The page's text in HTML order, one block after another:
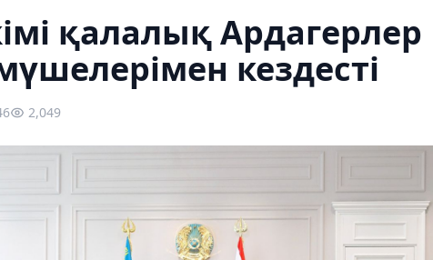
қалалық Ардагерлер
кездесті
2,049